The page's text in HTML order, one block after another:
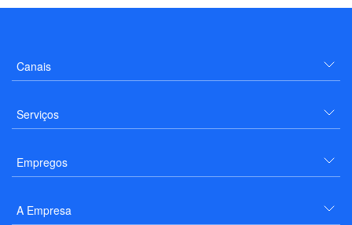
Canais
Serviços
Empregos
A Empresa